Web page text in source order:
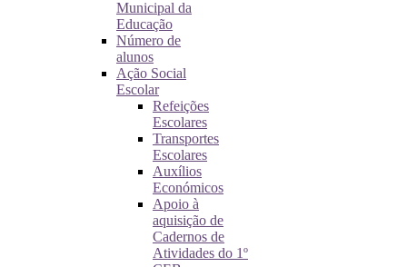
Municipal da
Educação
Número de
alunos
Ação Social
Escolar
Refeições
Escolares
Transportes
Escolares
Auxílios
Económicos
Apoio à
aquisição de
Cadernos de
Atividades do 1º